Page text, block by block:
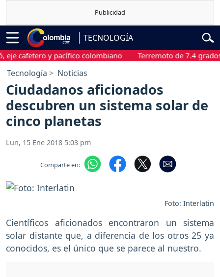
TECNOLOGÍA
y pacífico colombiano Terremoto de 7.4 grados
Tecnología Noticias
Ciudadanos aficionados
descubren un sistema solar de
cinco planetas
Lun, 15 Ene 2018 5:03 pm
Comparte en:
Foto: Interlatin
Científicos aficionados encontraron un sistema
solar distante que, a diferencia de los otros 25 ya
conocidos, es el único que se parece al nuestro.